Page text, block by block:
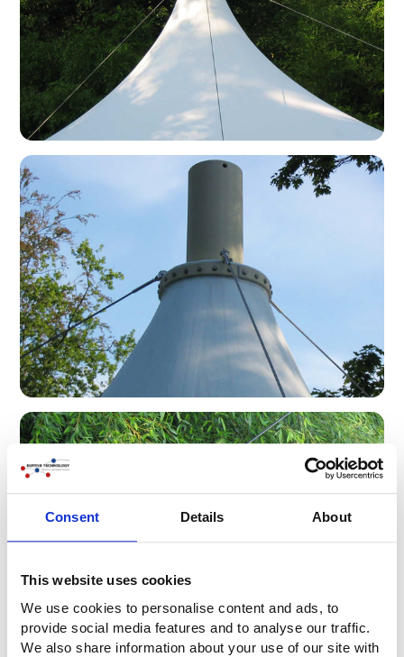
Consent Details About
This website uses cookies
We use cookies to personalise content and ads, to
provide social media features and to analyse our traffic.
We also share information about your use of our site with